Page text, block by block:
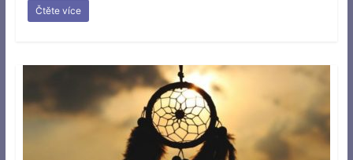
Čtěte více